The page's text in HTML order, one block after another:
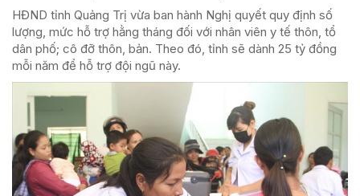
HĐND tỉnh Quảng Trị vừa ban hành Nghị quyết quy định số
lượng, mức hỗ trợ hằng tháng đối với nhân viên y tế thôn, tổ
dân phố; cô đỡ thôn, bản. Theo đó, tỉnh sẽ dành 25 tỷ đồng
mỗi năm để hỗ trợ đội ngũ này.